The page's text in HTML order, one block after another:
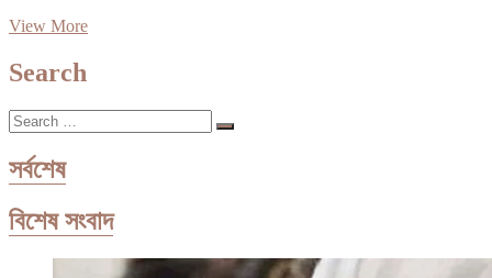
View Moreরেলওয়ের
Search
Search
…
সর্বশেষ
বিশেষ সংবাদ